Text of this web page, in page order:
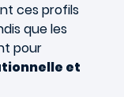
ces profils
que les
pour
et